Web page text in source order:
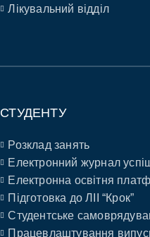
Лікувальний відділ
СТУДЕНТУ
Розклад занять
Електронний журнал
Електронна освітня
Підготовка до ЛІІ “Крок”
Студентське
Працевлаштування